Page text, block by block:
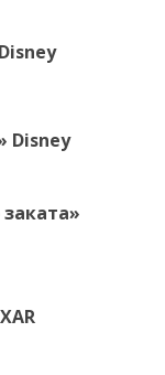
Disney